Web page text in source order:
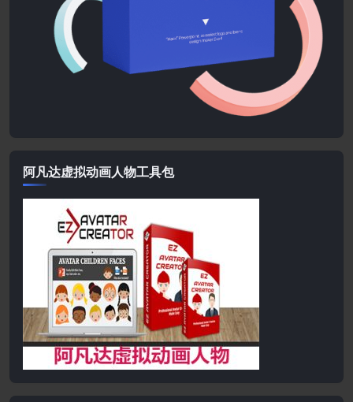
阿凡达虚拟动画人物工具包